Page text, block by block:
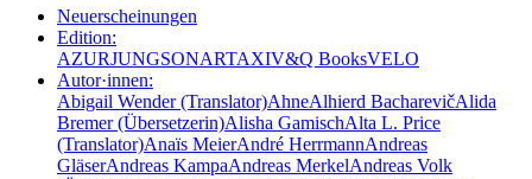
Neuerscheinungen
Edition:
AZURJUNGSONARTAXIV&Q BooksVELO
Autor·innen:
Abigail Wender (Translator)AhneAlhierd BacharevičAlida
Bremer (Übersetzerin)Alisha GamischAlta L. Price
(Translator)Anaïs MeierAndré HerrmannAndreas
GläserAndreas KampaAndreas MerkelAndreas Volk